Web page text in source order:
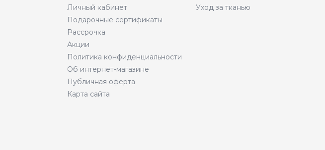
Личный кабинет
Подарочные сертификаты
Рассрочка
Акции
Политика конфиденциальности
Об интернет-магазине
Публичная оферта
Карта сайта
Уход за тканью